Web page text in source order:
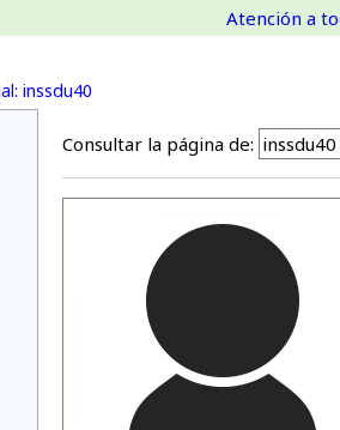
inssdu40
Atención a
Consultar la página de: